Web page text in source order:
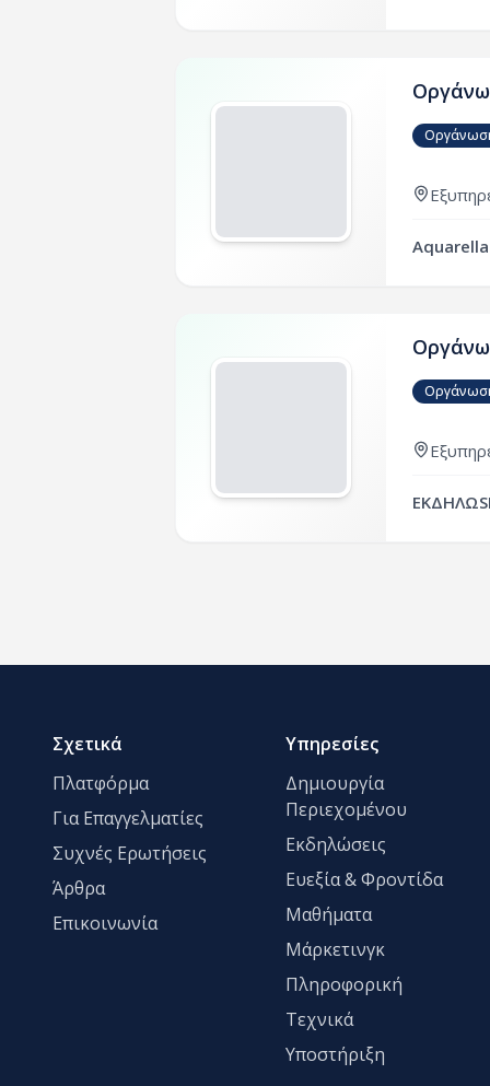
Σχετικά
Πλατφόρμα
Για Επαγγελματίες
Συχνές Ερωτήσεις
Άρθρα
Επικοινωνία
Υπηρεσίες
Δημιουργία
Περιεχομένου
Εκδηλώσεις
Ευεξία & Φροντίδα
Μαθήματα
Μάρκετινγκ
Πληροφορική
Τεχνικά
Υποστήριξη